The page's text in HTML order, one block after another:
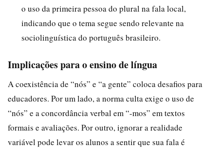
o uso da primeira pessoa do plural na fala local,
indicando que o tema segue sendo relevante na
sociolinguística do português brasileiro.
Implicações para o ensino de língua
A coexistência de “nós” e “a gente” coloca desafios para
educadores. Por um lado, a norma culta exige o uso de
“nós” e a concordância verbal em “-mos” em textos
formais e avaliações. Por outro, ignorar a realidade
variável pode levar os alunos a sentir que sua fala é